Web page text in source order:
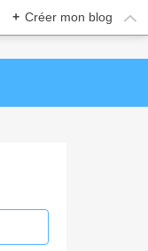
+ Créer mon blog